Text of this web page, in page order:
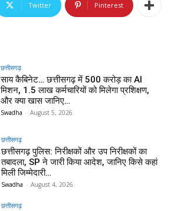
Twitter Pinterest
छत्तीसगढ़
साय कैबिनेट… छत्तीसगढ़ में 500 करोड़ का AI
मिशन, 1.5 लाख कर्मचारियों को मिलेगा प्रशिक्षण,
और क्या खास जानिए…
Swadha - August 5, 2026
छत्तीसगढ़
छत्तीसगढ़ पुलिस: निरीक्षकों और उप निरीक्षकों का
तबादला, SP ने जारी किया आदेश, जानिए किसे कहां
मिली जिम्मेदारी…
Swadha - August 4, 2026
छत्तीसगढ़